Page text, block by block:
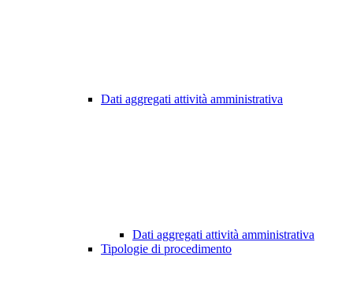
Dati aggregati attività amministrativa
Dati aggregati attività amministrativa
Tipologie di procedimento